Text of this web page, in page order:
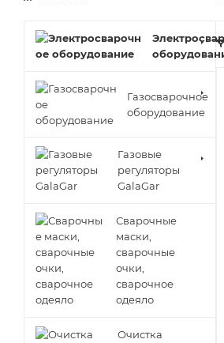
Газосварочное
оборудование
Газовые
регуляторы
GalaGar
Сварочные
маски,
сварочные
очки,
сварочное
одеяло
Очистка